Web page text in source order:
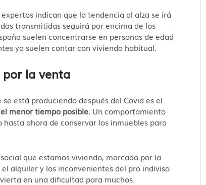
indican que la tendencia al alza se irá
transmitidas seguirá por encima de los
suelen concentrarse en personas de edad
ya suelen contar con vivienda habitual.
por la venta
está produciendo después del Covid es el
menor tiempo posible. Un comportamiento
ahora de conservar los inmuebles para
que estamos viviendo, marcado por la
alquiler y los inconvenientes del pro indiviso
en una dificultad para muchos.